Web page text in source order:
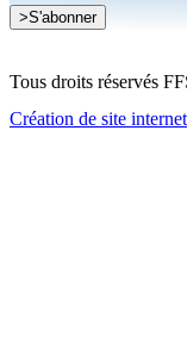
Je souhaite recevoir
J'accepte que mes
>S'abonner
Tous droits réservés
Création de site internet